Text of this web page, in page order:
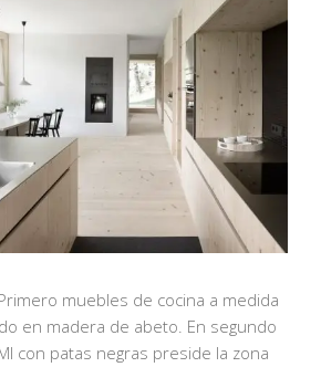
muebles de cocina a medida
en madera de abeto. En segundo
con patas negras preside la zona